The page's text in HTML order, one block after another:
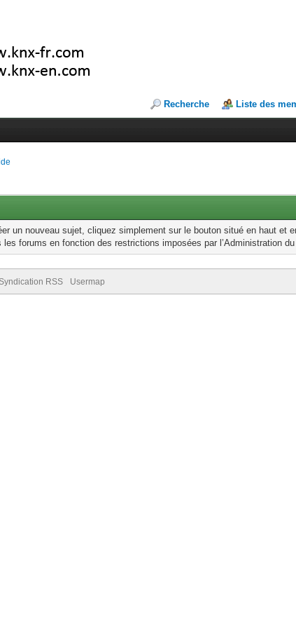
Recherche Liste des
un nouveau sujet, cliquez simplement sur le bouton situé en haut et
forums en fonction des restrictions imposées par l’Administration
Syndication RSS Usermap